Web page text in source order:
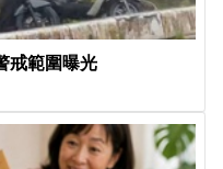
戒範圍曝光